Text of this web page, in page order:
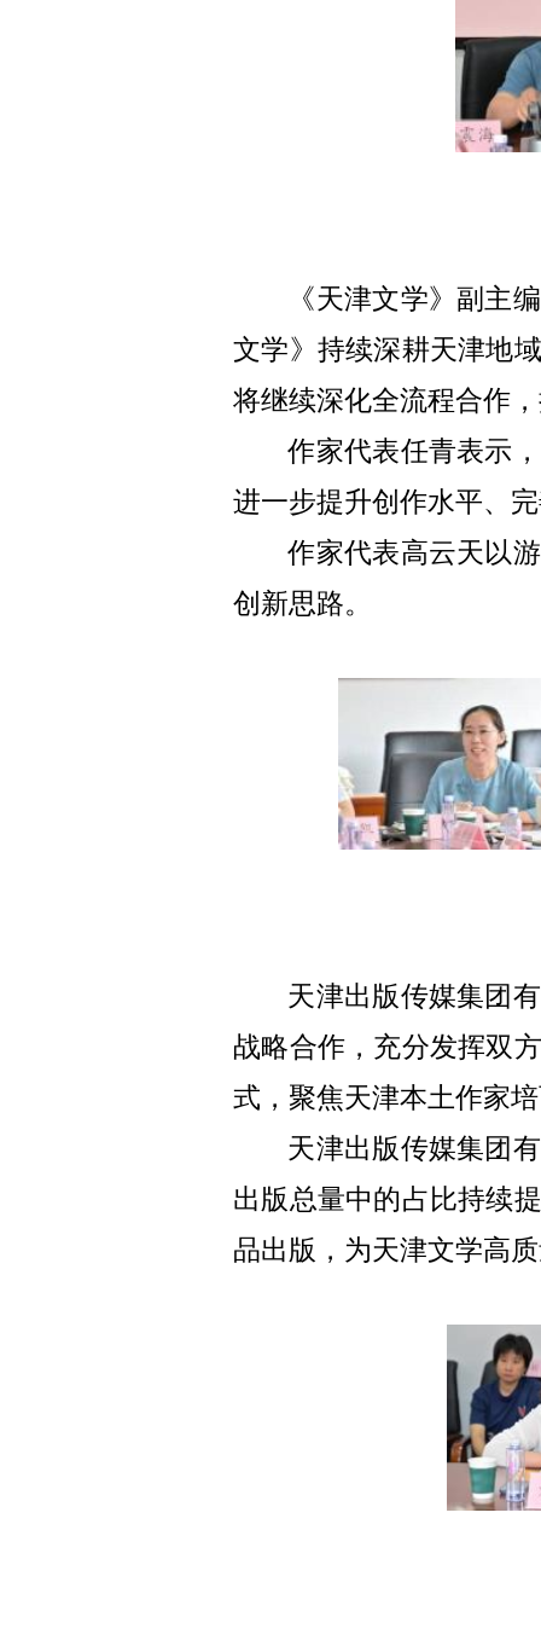
《天津文学》副主
文学》持续深耕天津地
将继续深化全流程合作
作家代表任青表示
进一步提升创作水平、
作家代表高云天以
创新思路。
天津出版传媒集团
战略合作，充分发挥双
式，聚焦天津本土作家
天津出版传媒集团
出版总量中的占比持续
品出版，为天津文学高